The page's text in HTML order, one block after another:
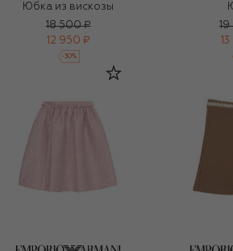
Юбка из вискозы
18 500 ₽
12 950 ₽
-30%